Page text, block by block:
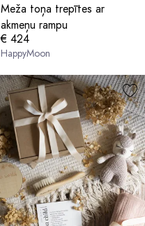
Meža toņa trepītes ar
akmeņu rampu
€ 424
HappyMoon